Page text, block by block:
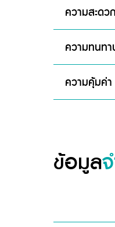
ความสะดว
ความทนทา
ความคุ้มค่า
ข้อมูล